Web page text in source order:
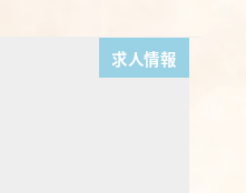
求人情報